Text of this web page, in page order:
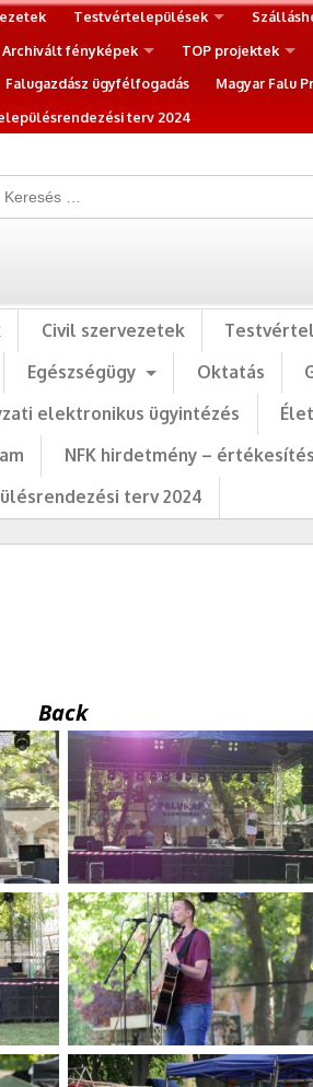
Testvértelepülések
Archivált fényképek TOP projektek
Falugazdász ügyfélfogadás Magyar Falu
terv 2024
Civil szervezetek
Egészségügy Oktatás
elektronikus ügyintézés
NFK hirdetmény – értékesítés
terv 2024
Back